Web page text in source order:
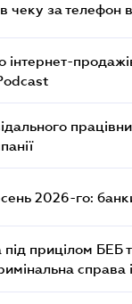
чеку за телефон
інтернет-
2026-го:
прицілом БЕБ
справа